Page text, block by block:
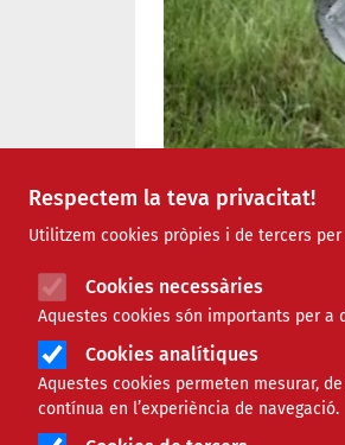
Respectem la teva privacitat!
Utilitzem cookies pròpies i de tercers
Cookies necessàries
Aquestes cookies són importants per
Cookies analítiques
Aquestes cookies permeten mesurar,
contínua en l’experiència de navegació.